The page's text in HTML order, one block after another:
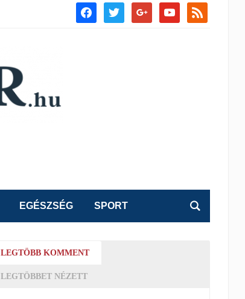
facebooktwitter google youtube rss
EGÉSZSÉG SPORT
LEGTÖBB KOMMENT
LEGTÖBBET NÉZETT